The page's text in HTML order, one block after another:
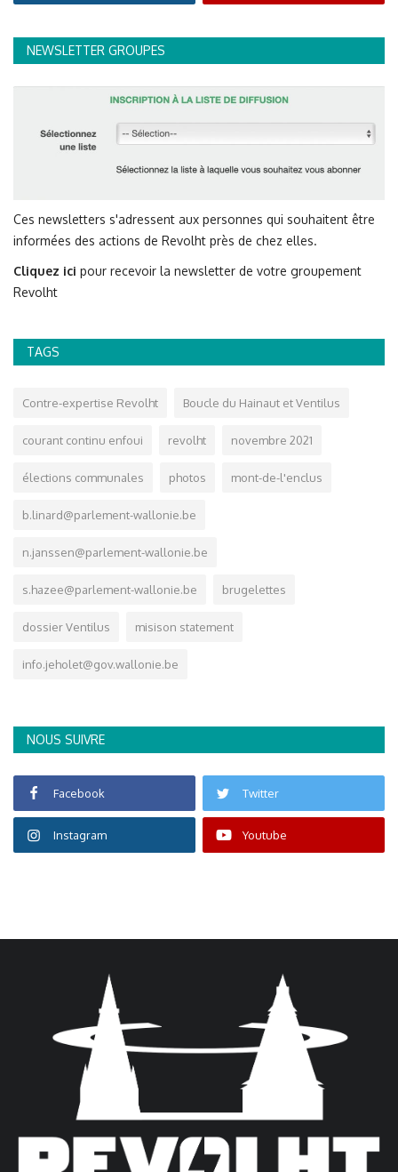
NEWSLETTER GROUPES
Ces newsletters s'adressent aux personnes qui souhaitent être
informées des actions de Revolht près de chez elles.
Cliquez ici pour recevoir la newsletter de votre groupement
Revolht
TAGS
Contre-expertise Revolht Boucle du Hainaut et Ventilus
courant continu enfoui revolht novembre 2021
élections communales photos mont-de-l'enclus
b.linard@parlement-wallonie.be
n.janssen@parlement-wallonie.be
s.hazee@parlement-wallonie.be brugelettes
dossier Ventilus misison statement
info.jeholet@gov.wallonie.be
NOUS SUIVRE
Facebook Twitter
Instagram Youtube